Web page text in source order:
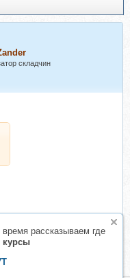
время рассказываем где
курсы
складчин
процесса (Олег Гуца)